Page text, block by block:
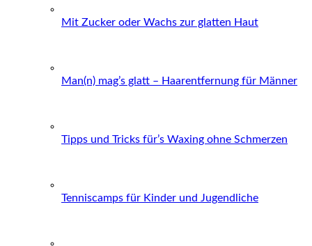
Mit Zucker oder Wachs zur glatten Haut
Man(n) mag’s glatt – Haarentfernung für Männer
Tipps und Tricks für’s Waxing ohne Schmerzen
Tenniscamps für Kinder und Jugendliche